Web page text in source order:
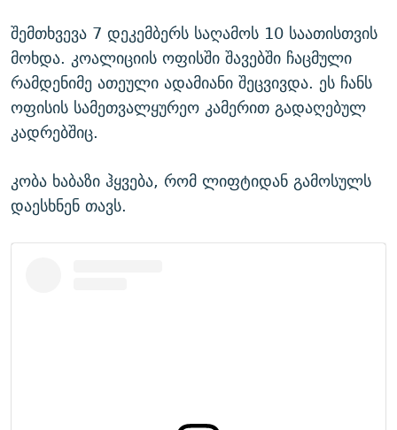
შემთხვევა 7 დეკემბერს საღამოს 10 საათისთვის
მოხდა. კოალიციის ოფისში შავებში ჩაცმული
რამდენიმე ათეული ადამიანი შეცვივდა. ეს ჩანს
ოფისის სამეთვალყურეო კამერით გადაღებულ
კადრებშიც.
კობა ხაბაზი ჰყვება, რომ ლიფტიდან გამოსულს
დაესხნენ თავს.